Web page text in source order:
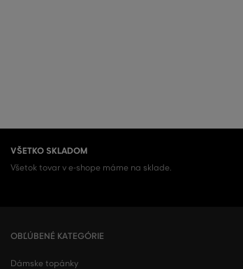
VŠETKO SKLADOM
Všetok tovar v e-shope máme na sklade.
OBĽÚBENÉ KATEGÓRIE
Dámske topánky